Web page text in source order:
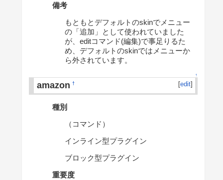
備考
もともとデフォルトのskinでメニュー
の「追加」として使われていました
が、editコマンド(編集)で事足りるた
め、デフォルトのskinではメニューか
ら外されています。
↑
amazon † [edit]
種別
（コマンド）
インライン型プラグイン
ブロック型プラグイン
重要度